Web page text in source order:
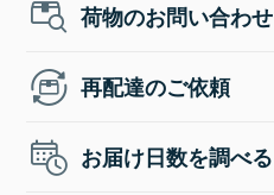
荷物のお問い合わせ
再配達のご依頼
お届け日数を調べる